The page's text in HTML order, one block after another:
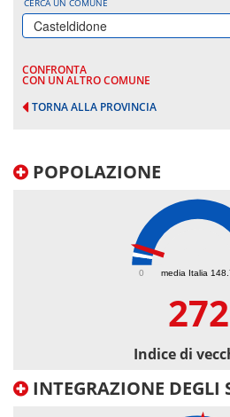
CERCA UN COMUNE
Casteldidone
CONFRONTA
CON UN ALTRO COMUNE
TORNA ALLA PROVINCIA
POPOLAZIONE
media Italia
0
272
Indice di
INTEGRAZIONE DEGLI